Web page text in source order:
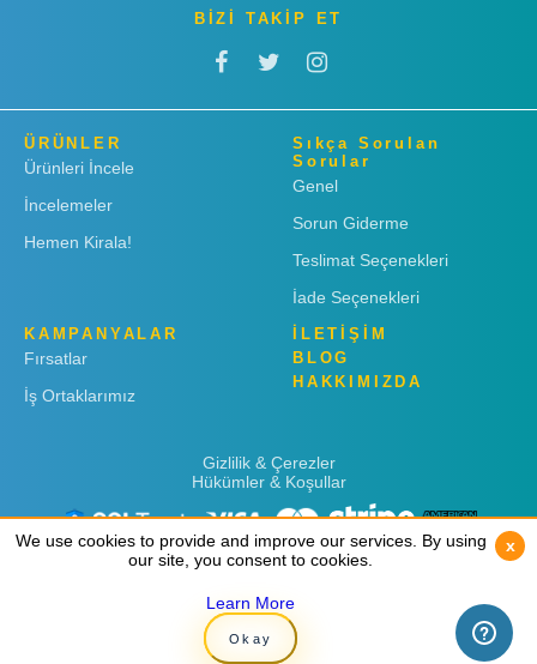
BİZİ TAKİP ET
ÜRÜNLER
Ürünleri İncele
İncelemeler
Hemen Kirala!
Sıkça Sorulan
Sorular
Genel
Sorun Giderme
Teslimat Seçenekleri
İade Seçenekleri
KAMPANYALAR
Fırsatlar
İş Ortaklarımız
İLETİŞİM
BLOG
HAKKIMIZDA
Gizlilik & Çerezler
Hükümler & Koşullar
Copyright © 2019 Rent 'n Connect
We use cookies to provide and improve our services. By using
our site, you consent to cookies.
Learn More
Okay
x
We use cookies to provide and improve our services. By using
our site, you consent to cookies.
Learn More
Okay
x